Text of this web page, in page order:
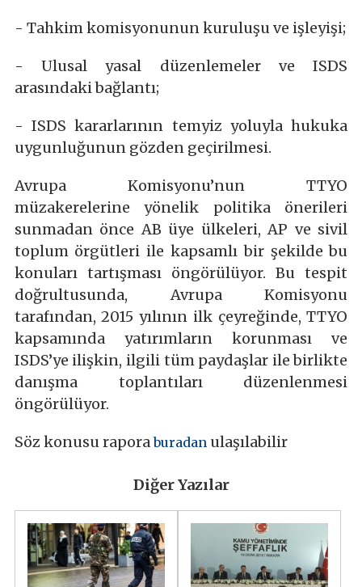
- Tahkim komisyonunun kuruluşu ve işleyişi;
- Ulusal yasal düzenlemeler ve ISDS
arasındaki bağlantı;
- ISDS kararlarının temyiz yoluyla hukuka
uygunluğunun gözden geçirilmesi.
Avrupa Komisyonu’nun TTYO
müzakerelerine yönelik politika önerileri
sunmadan önce AB üye ülkeleri, AP ve sivil
toplum örgütleri ile kapsamlı bir şekilde bu
konuları tartışması öngörülüyor. Bu tespit
doğrultusunda, Avrupa Komisyonu
tarafından, 2015 yılının ilk çeyreğinde, TTYO
kapsamında yatırımların korunması ve
ISDS’ye ilişkin, ilgili tüm paydaşlar ile birlikte
danışma toplantıları düzenlenmesi
öngörülüyor.
Söz konusu raporaburadanulaşılabilir
Diğer Yazılar